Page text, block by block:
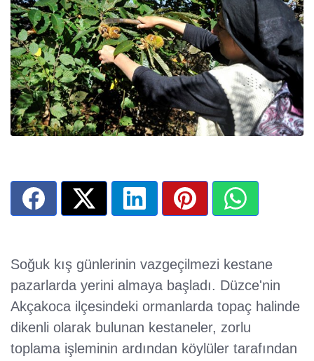
Soğuk kış günlerinin vazgeçilmezi kestane
pazarlarda yerini almaya başladı. Düzce'nin
Akçakoca ilçesindeki ormanlarda topaç halinde
dikenli olarak bulunan kestaneler, zorlu
toplama işleminin ardından köylüler tarafından